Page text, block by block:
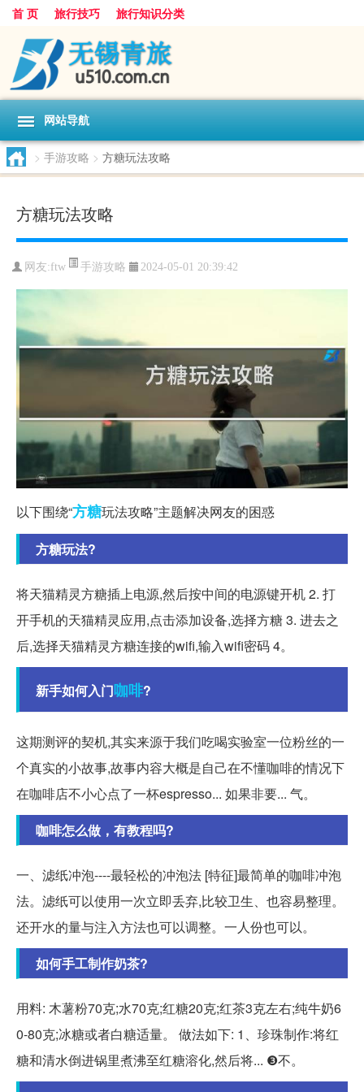
首 页 旅行技巧 旅行知识分类
网站导航
> 手游攻略 > 方糖玩法攻略
方糖玩法攻略
网友:ftw 手游攻略 2024-05-01 20:39:42
以下围绕“方糖玩法攻略”主题解决网友的困惑
方糖玩法?
将天猫精灵方糖插上电源,然后按中间的电源键开机 2. 打
开手机的天猫精灵应用,点击添加设备,选择方糖 3. 进去之
后,选择天猫精灵方糖连接的wifi,输入wifi密码 4。
新手如何入门咖啡?
这期测评的契机,其实来源于我们吃喝实验室一位粉丝的一
个真实的小故事,故事内容大概是自己在不懂咖啡的情况下
在咖啡店不小心点了一杯espresso... 如果非要... 气。
咖啡怎么做，有教程吗?
一、滤纸冲泡----最轻松的冲泡法 [特征]最简单的咖啡冲泡
法。滤纸可以使用一次立即丢弃,比较卫生、也容易整理。
还开水的量与注入方法也可以调整。一人份也可以。
如何手工制作奶茶?
用料: 木薯粉70克;水70克;红糖20克;红茶3克左右;纯牛奶6
0-80克;冰糖或者白糖适量。 做法如下: 1、珍珠制作:将红
糖和清水倒进锅里煮沸至红糖溶化,然后将... ❸不。